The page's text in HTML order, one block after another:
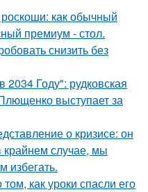
как обычный
премиум - стол.
снизить без
Году": рудковская
выступает за
о кризисе: он
крайнем случае, мы
избегать.
как уроки спасли его